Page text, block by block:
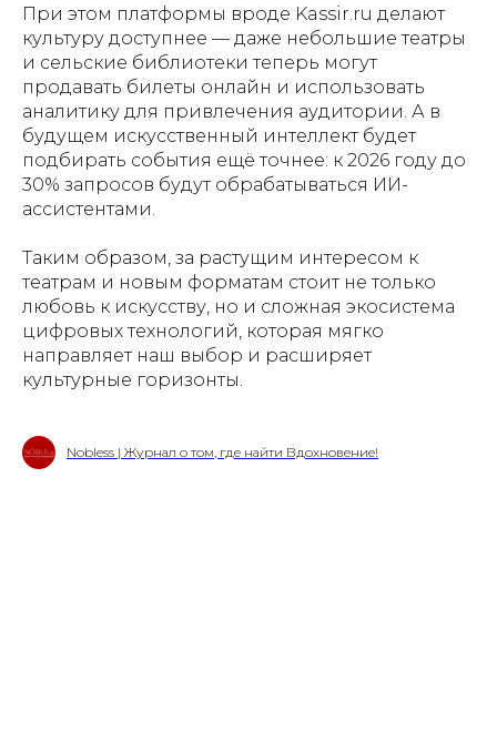
При этом платформы вроде Kassir.ru делают
культуру доступнее — даже небольшие театры
и сельские библиотеки теперь могут
продавать билеты онлайн и использовать
аналитику для привлечения аудитории. А в
будущем искусственный интеллект будет
подбирать события ещё точнее: к 2026 году до
30% запросов будут обрабатываться ИИ-
ассистентами.
Таким образом, за растущим интересом к
театрам и новым форматам стоит не только
любовь к искусству, но и сложная экосистема
цифровых технологий, которая мягко
направляет наш выбор и расширяет
культурные горизонты.
Nobless | Журнал о том, где найти Вдохновение!